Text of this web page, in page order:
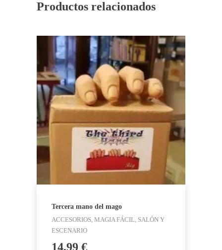
Productos relacionados
Tercera mano del mago
ACCESORIOS, MAGIA FÁCIL, SALÓN Y
ESCENARIO
14,99 €